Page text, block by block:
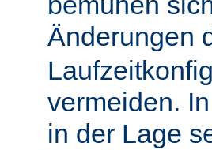
Änderungen
vermeiden.
in der Lage